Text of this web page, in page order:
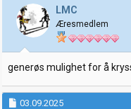
j
o
n
e
r
LMC
Æresmedlem
generøs mulighet for å
03.09.2025